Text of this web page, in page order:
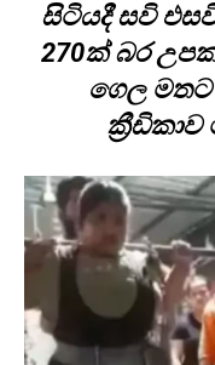
සිටියදී සවි
270ක් බර
ගෙල මතට